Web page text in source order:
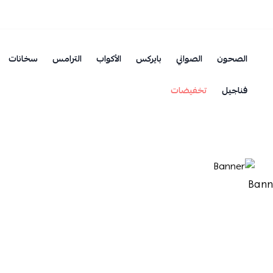
الصحون الصواني بايركس الأكواب الترامس
سخانات
فناجيل
تخفيضات